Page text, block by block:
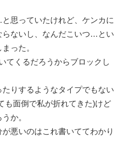
思っていたけれど、ケンカに
らないし、なんだこいつ…とい
った。
てくるだろうからブロックし
りするようなタイプでもない
も面倒で私が折れてきた)けど
か。
悪いのはこれ書いててわかり